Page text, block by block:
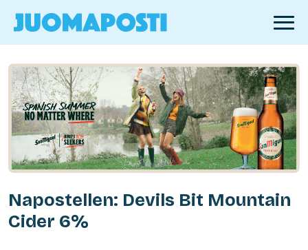
Napostellen: Devils Bit Mountain
Cider 6%